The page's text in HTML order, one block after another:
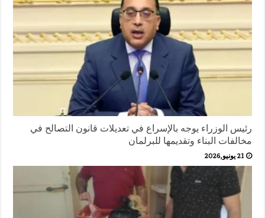
رئيس الوزراء يوجه بالإسراع في تعديلات قانون التصالح في
مخالفات البناء وتقديمها للبرلمان
21 يونيو,2026